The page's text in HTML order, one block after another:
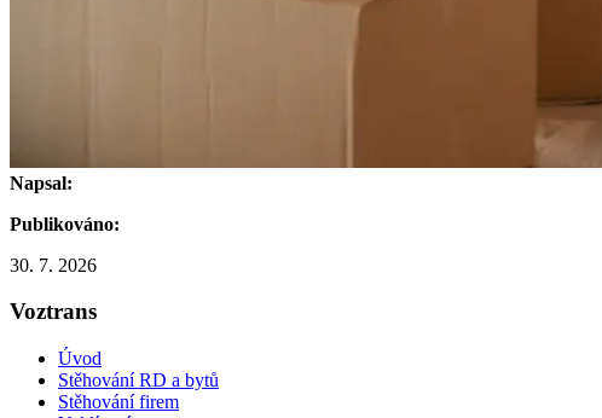
Napsal:
Publikováno:
30. 7. 2026
Voztrans
Úvod
Stěhování RD a bytů
Stěhování firem